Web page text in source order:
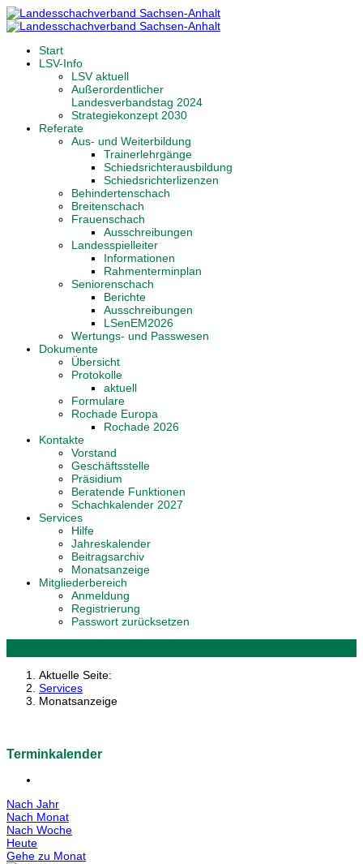
Start
LSV-Info
LSV aktuell
Außerordentlicher
Landesverbandstag 2024
Strategiekonzept 2030
Referate
Aus- und Weiterbildung
Trainerlehrgänge
Schiedsrichterausbildung
Schiedsrichterlizenzen
Behindertenschach
Breitenschach
Frauenschach
Ausschreibungen
Landesspielleiter
Informationen
Rahmenterminplan
Seniorenschach
Berichte
Ausschreibungen
LSenEM2026
Wertungs- und Passwesen
Dokumente
Übersicht
Protokolle
aktuell
Formulare
Rochade Europa
Rochade 2026
Kontakte
Vorstand
Geschäftsstelle
Präsidium
Beratende Funktionen
Schachkalender 2027
Services
Hilfe
Jahreskalender
Beitragsarchiv
Monatsanzeige
Mitgliederbereich
Anmeldung
Registrierung
Passwort zurücksetzen
Aktuelle Seite:
Services
Monatsanzeige
Terminkalender
Nach Jahr
Nach Monat
Nach Woche
Heute
Gehe zu Monat